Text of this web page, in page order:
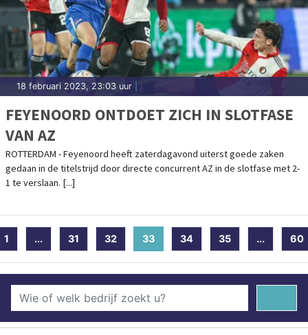
18 februari 2023, 23:03 uur
FEYENOORD ONTDOET ZICH IN SLOTFASE
VAN AZ
ROTTERDAM - Feyenoord heeft zaterdagavond uiterst goede zaken
gedaan in de titelstrijd door directe concurrent AZ in de slotfase met 2-
1 te verslaan. [...]
1 ... 31 32 33 (current)
34 35 ... 60